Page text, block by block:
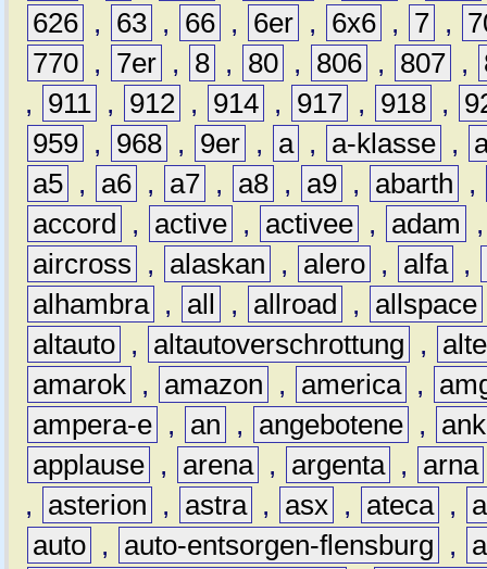
626 , 63 , 66 , 6er , 6x6 , 7 ,
770 , 7er , 8 , 80 , 806 , 807 ,
,
911 , 912 , 914 , 917 , 918 ,
959 , 968 , 9er , a , a-klasse ,
a5 , a6 , a7 , a8 , a9 , abarth
,
accord
, active , activee , adam
aircross
, alaskan , alero , alfa ,
alhambra , all , allroad , allspace
altauto , altautoverschrottung ,
amarok , amazon , america ,
ampera-e , an , angebotene ,
applause , arena , argenta , arna
,
asterion , astra , asx , ateca ,
auto , auto-entsorgen-flensburg ,